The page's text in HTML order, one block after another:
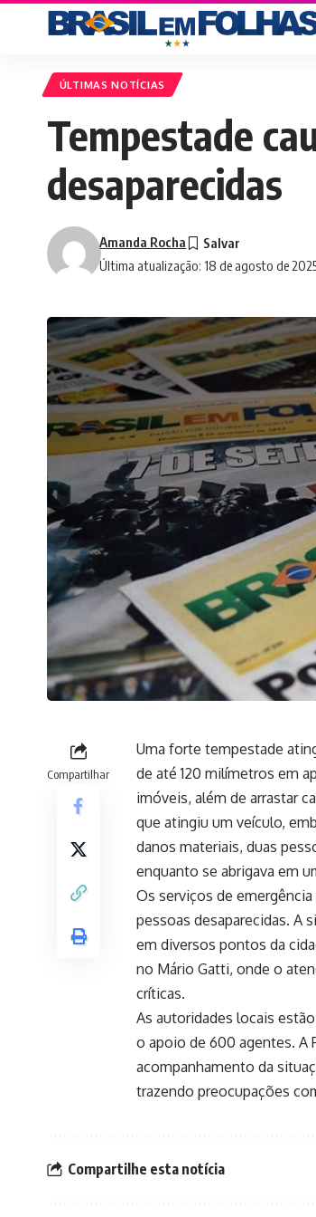
ÚLTIMAS NOTÍCIAS
Tempestade
desaparecidas
Última atualização: 18 de agosto de 2025
Amanda Rocha
Compartilhar
Uma forte tempestade
de até 120 milímetros em
imóveis, além de arrastar
que atingiu um veículo,
danos materiais, duas
enquanto se abrigava em
Os serviços de
pessoas desaparecidas. A
em diversos pontos da
no Mário Gatti, onde o
críticas.
As autoridades locais
o apoio de 600 agentes. A
acompanhamento da
trazendo preocupações
Compartilhe esta notícia